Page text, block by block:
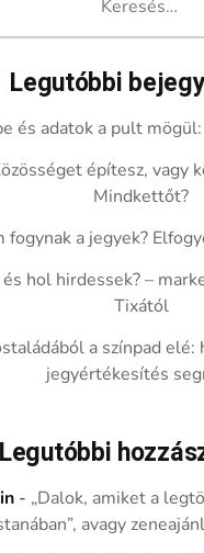
Legutóbbi
és adatok a pult
építesz, vagy
Mindkettőt?
fogynak a jegyek?
hol hirdessek? –
Tixától
a színpad
jegyértékesítés
Legutóbbi
- „Dalok, amiket a
avagy